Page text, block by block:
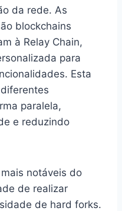
da rede. As
blockchains
à Relay Chain,
para
Esta
paralela,
e reduzindo
notáveis do
de realizar
de hard forks.